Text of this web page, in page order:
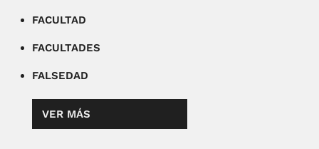
FACULTAD
FACULTADES
FALSEDAD
VER MÁS